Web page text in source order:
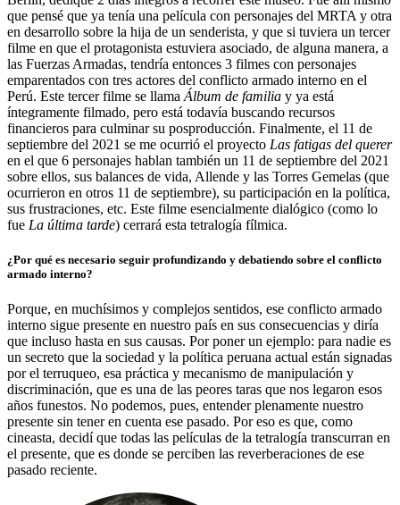
que pensé que ya tenía una película con personajes del MRTA y otra
en desarrollo sobre la hija de un senderista, y que si tuviera un tercer
filme en que el protagonista estuviera asociado, de alguna manera, a
las Fuerzas Armadas, tendría entonces 3 filmes con personajes
emparentados con tres actores del conflicto armado interno en el
Perú. Este tercer filme se llama Álbum de familia y ya está
íntegramente filmado, pero está todavía buscando recursos
financieros para culminar su posproducción. Finalmente, el 11 de
septiembre del 2021 se me ocurrió el proyecto Las fatigas del querer
en el que 6 personajes hablan también un 11 de septiembre del 2021
sobre ellos, sus balances de vida, Allende y las Torres Gemelas (que
ocurrieron en otros 11 de septiembre), su participación en la política,
sus frustraciones, etc. Este filme esencialmente dialógico (como lo
fue La última tarde) cerrará esta tetralogía fílmica.
¿Por qué es necesario seguir profundizando y debatiendo sobre el conflicto
armado interno?
Porque, en muchísimos y complejos sentidos, ese conflicto armado
interno sigue presente en nuestro país en sus consecuencias y diría
que incluso hasta en sus causas. Por poner un ejemplo: para nadie es
un secreto que la sociedad y la política peruana actual están signadas
por el terruqueo, esa práctica y mecanismo de manipulación y
discriminación, que es una de las peores taras que nos legaron esos
años funestos. No podemos, pues, entender plenamente nuestro
presente sin tener en cuenta ese pasado. Por eso es que, como
cineasta, decidí que todas las películas de la tetralogía transcurran en
el presente, que es donde se perciben las reverberaciones de ese
pasado reciente.